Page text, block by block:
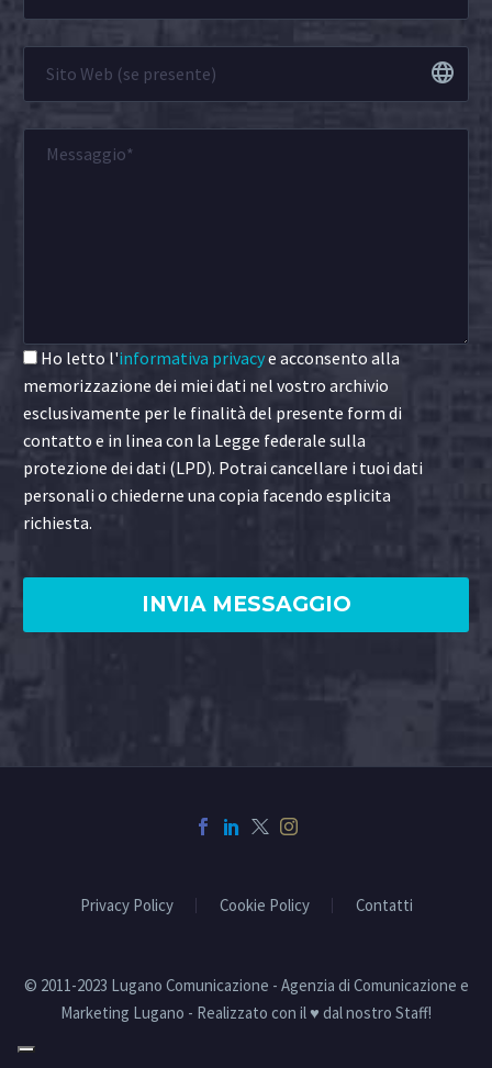
Ho letto l'informativa privacye acconsento alla
memorizzazione dei miei dati nel vostro archivio
esclusivamente per le finalità del presente form di
contatto e in linea con la Legge federale sulla
protezione dei dati (LPD). Potrai cancellare i tuoi dati
personali o chiederne una copia facendo esplicita
richiesta.
Privacy Policy Cookie Policy Contatti
© 2011-2023 Lugano Comunicazione - Agenzia di Comunicazione e
Marketing Lugano - Realizzato con il ♥ dal nostro Staff!